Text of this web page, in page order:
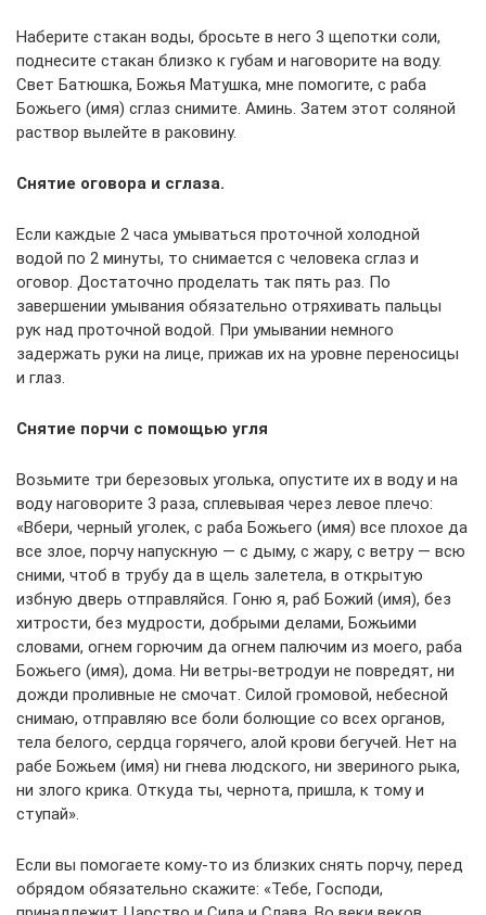
Наберите стакан воды, бросьте в него 3 щепотки соли,
поднесите стакан близко к губам и наговорите на воду.
Свет Батюшка, Божья Матушка, мне помогите, с раба
Божьего (имя) сглаз снимите. Аминь. Затем этот соляной
раствор вылейте в раковину.
Снятие оговора и сглаза.
Если каждые 2 часа умываться проточной холодной
водой по 2 минуты, то снимается с человека сглаз и
оговор. Достаточно проделать так пять раз. По
завершении умывания обязательно отряхивать пальцы
рук над проточной водой. При умывании немного
задержать руки на лице, прижав их на уровне переносицы
и глаз.
Снятие порчи с помощью угля
Возьмите три березовых уголька, опустите их в воду и на
воду наговорите 3 раза, сплевывая через левое плечо:
«Вбери, черный уголек, с раба Божьего (имя) все плохое да
все злое, порчу напускную — с дыму, с жару, с ветру — всю
сними, чтоб в трубу да в щель залетела, в открытую
избную дверь отправляйся. Гоню я, раб Божий (имя), без
хитрости, без мудрости, добрыми делами, Божьими
словами, огнем горючим да огнем палючим из моего, раба
Божьего (имя), дома. Ни ветры-ветродуи не повредят, ни
дожди проливные не смочат. Силой громовой, небесной
снимаю, отправляю все боли болющие со всех органов,
тела белого, сердца горячего, алой крови бегучей. Нет на
рабе Божьем (имя) ни гнева людского, ни звериного рыка,
ни злого крика. Откуда ты, чернота, пришла, к тому и
ступай».
Если вы помогаете кому-то из близких снять порчу, перед
обрядом обязательно скажите: «Тебе, Господи,